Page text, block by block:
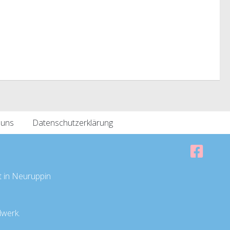
Datenschutzerklärung
in Neuruppin